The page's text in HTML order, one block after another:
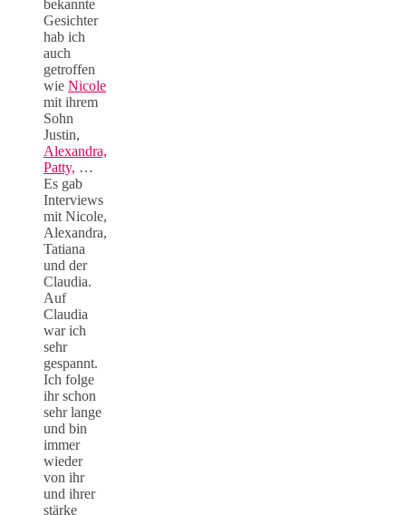
bekannte
Gesichter
hab ich
auch
getroffen
wie Nicole
mit ihrem
Sohn
Justin,
Alexandra,
Patty, …
Es gab
Interviews
mit Nicole,
Alexandra,
Tatiana
und der
Claudia.
Auf
Claudia
war ich
sehr
gespannt.
Ich folge
ihr schon
sehr lange
und bin
immer
wieder
von ihr
und ihrer
stärke